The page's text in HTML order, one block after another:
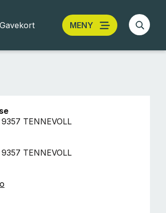
Gavekort MENY
TENNEVOLL
TENNEVOLL